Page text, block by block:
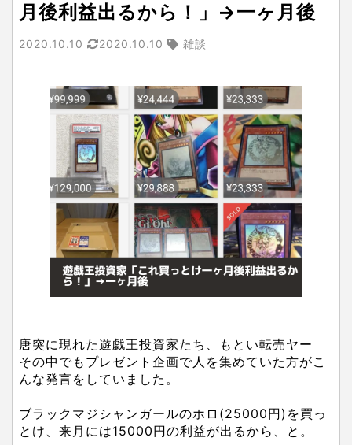
月後利益出るから！」→一ヶ月後
2020.10.10 2020.10.10 雑談
唐突に現れた遊戯王投資家たち、もとい転売ヤー
その中でもプレゼント企画で人を集めていた方がこ
んな発言をしていました。
ブラックマジシャンガールのホロ(25000円)を買っ
とけ、来月には15000円の利益が出るから、と。